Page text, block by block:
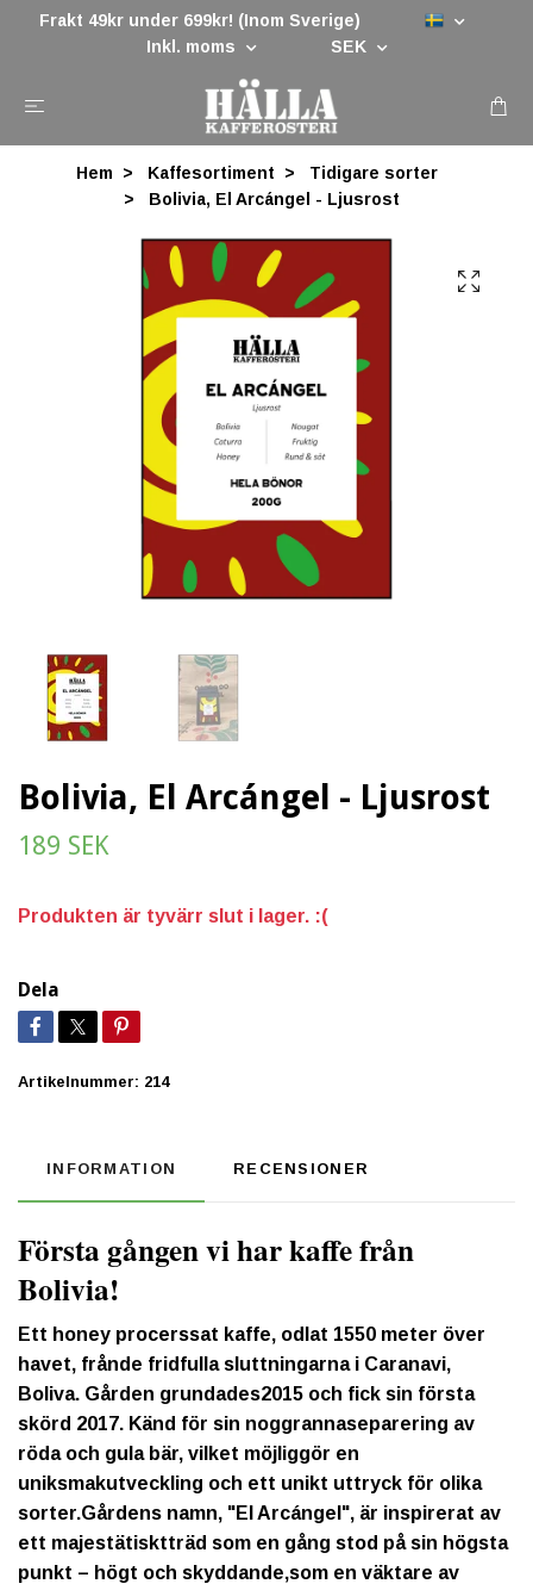
Frakt 49kr under 699kr! (Inom Sverige)
Inkl. moms
SEK
Hem Kaffesortiment
Tidigare sorter
Bolivia, El Arcángel - Ljusrost
Bolivia, El Arcángel - Ljusrost
189 SEK
Produkten är tyvärr slut i lager. :(
Dela
Artikelnummer: 214
INFORMATION RECENSIONER
Första gången vi har kaffe från
Bolivia!
Ett honey procerssat kaffe, odlat 1550 meter över
havet, frånde fridfulla sluttningarna i Caranavi,
Boliva. Gården grundades2015 och fick sin första
skörd 2017. Känd för sin noggrannaseparering av
röda och gula bär, vilket möjliggör en
uniksmakutveckling och ett unikt uttryck för olika
sorter.Gårdens namn, "El Arcángel", är inspirerat av
ett majestätisktträd som en gång stod på sin högsta
punkt – högt och skyddande,som en väktare av